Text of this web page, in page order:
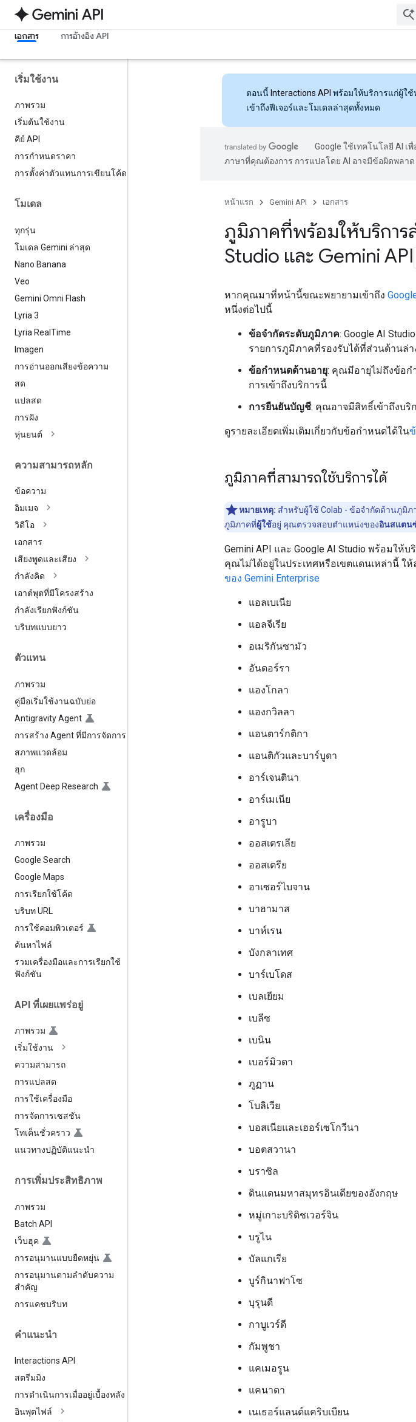
เอกสาร การอ้างอิง API
เริ่มใช้งาน
ภาพรวม
เริ่มต้นใช้งาน
คีย์ API
การกำหนดราคา
การตั้งค่าตัวแทนการเขียนโค้ด
โมเดล
ทุกรุ่น
โมเดล Gemini ล่าสุด
Nano Banana
Veo
Gemini Omni Flash
Lyria 3
Lyria Real Time
Imagen
การอ่านออกเสียงข้อความ
สด
แปลสด
การฝัง
หุ่นยนต์
ความสามารถหลัก
ข้อความ
อิมเมจ
วิดีโอ
เอกสาร
เสียงพูดและเสียง
กำลังคิด
เอาต์พุตที่มีโครงสร้าง
กำลังเรียกฟังก์ชัน
บริบทแบบยาว
ตัวแทน
ภาพรวม
คู่มือเริ่มใช้งานฉบับย่อ
Antigravity Agent
การสร้าง Agent ที่มีการจัดการ
สภาพแวดล้อม
ฮุก
Agent Deep Research
เครื่องมือ
ภาพรวม
Google Search
Google Maps
การเรียกใช้โค้ด
บริบท URL
การใช้คอมพิวเตอร์
ค้นหาไฟล์
รวมเครื่องมือและการเรียกใช้
ฟังก์ชัน
API ที่เผยแพร่อยู่
ภาพรวม
เริ่มใช้งาน
ความสามารถ
การแปลสด
การใช้เครื่องมือ
การจัดการเซสชัน
โทเค็นชั่วคราว
แนวทางปฏิบัติแนะนำ
การเพิ่มประสิทธิภาพ
ภาพรวม
Batch API
เว็บฮุค
การอนุมานแบบยืดหยุ่น
การอนุมานตามลำดับความ
สำคัญ
การแคชบริบท
คำแนะนำ
Interactions API
สตรีมมิง
การดำเนินการเมื่ออยู่เบื้องหลัง
อินพุตไฟล์
ตอนนี้ Interactions API พร้อมให้บริการแก่ผู้ใช้
เข้าถึงฟีเจอร์และโมเดลล่าสุดทั้งหมด
Google ใช้เทคโนโลยี AI เ
ภาษาที่คุณต้องการ การแปลโดย AI อาจมีข้อผิดพลาด
หน้าแรก Gemini API เอกสาร
ภูมิภาคที่พร้อมให้บริการ
Studio และ Gemini API
หากคุณมาที่หน้านี้ขณะพยายามเข้าถึง
หนึ่งต่อไปนี้
ข้อจำกัดระดับภูมิภาค: Google AI
รายการภูมิภาคที่รองรับได้ที่ส่วนด้านล่า
ข้อกำหนดด้านอายุ: คุณมีอายุไม่ถึงข้อก
การเข้าถึงบริการนี้
การยืนยันบัญชี: คุณอาจมีสิทธิ์เข้าถึงบริ
ดูรายละเอียดเพิ่มเติมเกี่ยวกับข้อกำหนดได้ใน
ภูมิภาคที่สามารถใช้บริการได้
หมายเหตุ: สำหรับผู้ใช้ Colab - ข้อจำกัดด้านภูมิ
ภูมิภาคที่ผู้ใช้อยู่ คุณตรวจสอบตำแหน่งของอินสแตน
Gemini API และ Google AI Studio พร้อมให้
คุณไม่ได้อยู่ในประเทศหรือเขตแดนเหล่านี้ ให้
ของ Gemini Enterprise
แอลเบเนีย
แอลจีเรีย
อเมริกันซามัว
อันดอร์รา
แองโกลา
แองกวิลลา
แอนตาร์กติกา
แอนติกัวและบาร์บูดา
อาร์เจนตินา
อาร์เมเนีย
อารูบา
ออสเตรเลีย
ออสเตรีย
อาเซอร์ไบจาน
บาฮามาส
บาห์เรน
บังกลาเทศ
บาร์เบโดส
เบลเยียม
เบลีซ
เบนิน
เบอร์มิวดา
ภูฏาน
โบลิเวีย
บอสเนียและเฮอร์เซโกวีนา
บอตสวานา
บราซิล
ดินแดนมหาสมุทรอินเดียของอังกฤษ
หมู่เกาะบริติชเวอร์จิน
บรูไน
บัลแกเรีย
บูร์กินาฟาโซ
บุรุนดี
กาบูเวร์ดี
กัมพูชา
แคเมอรูน
แคนาดา
เนเธอร์แลนด์แคริบเบียน